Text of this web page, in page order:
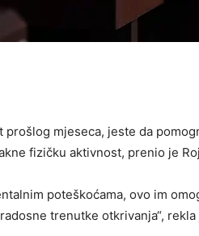
mjeseca, jeste da
fizičku aktivnost, prenio je
poteškoćama, ovo im
trenutke otkrivanja“,